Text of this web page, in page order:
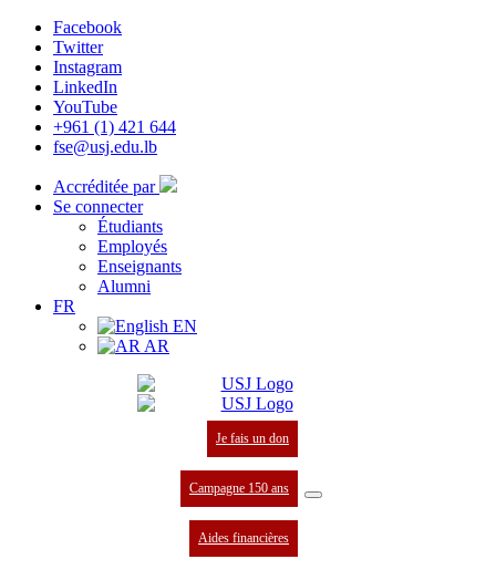
Facebook
Twitter
Instagram
LinkedIn
YouTube
+961 (1) 421 644
fse@usj.edu.lb
Accréditée par
Se connecter
Étudiants
Employés
Enseignants
Alumni
FR
EN
AR
Je fais un don
Campagne 150 ans
Aides financières